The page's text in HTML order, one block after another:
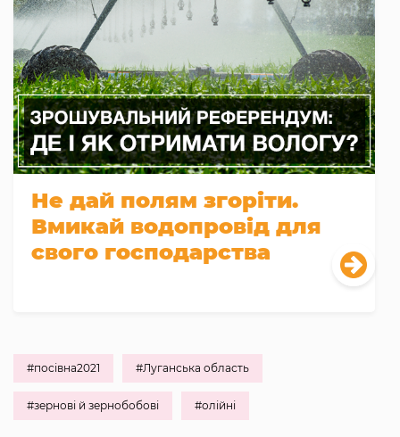
Не дай полям згоріти.
Вмикай водопровід для
свого господарства
#посівна2021 #Луганська область
#зернові й зернобобові #олійні